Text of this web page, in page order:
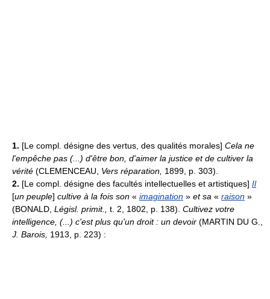
1. [Le compl. désigne des vertus, des qualités morales] Cela ne
l'empêche pas (...) d'être bon, d'aimer la justice et de cultiver la
vérité (CLEMENCEAU, Vers réparation, 1899, p. 303).
2. [Le compl. désigne des facultés intellectuelles et artistiques] Il
[un peuple] cultive à la fois son « imagination » et sa « raison »
(BONALD, Législ. primit., t. 2, 1802, p. 138). Cultivez votre
intelligence, (...) c'est plus qu'un droit : un devoir (MARTIN DU G.,
J. Barois, 1913, p. 223) :